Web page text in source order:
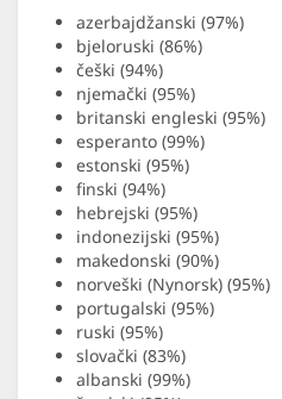
azerbajdžanski (97%)
bjeloruski (86%)
češki (94%)
njemački (95%)
britanski engleski (95%)
esperanto (99%)
estonski (95%)
finski (94%)
hebrejski (95%)
indonezijski (95%)
makedonski (90%)
norveški (Nynorsk) (95%)
portugalski (95%)
ruski (95%)
slovački (83%)
albanski (99%)